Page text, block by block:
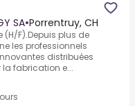
SA•Porrentruy, CH
F).Depuis plus de
les professionnels
distribuées
fabrication e...